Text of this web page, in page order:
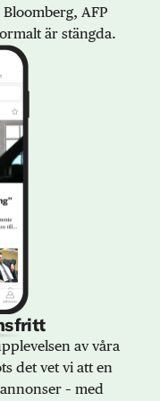
AFP
är stängda.
av våra
det vet vi att en
– med